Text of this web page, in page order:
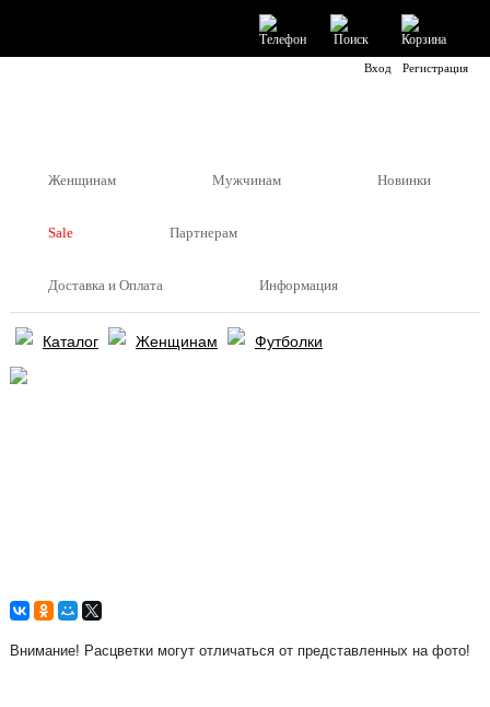
Вход Регистрация
Женщинам Мужчинам Новинки
Sale Партнерам
Доставка и Оплата Информация
Каталог Женщинам Футболки
Внимание! Расцветки могут отличаться от представленных на фото!